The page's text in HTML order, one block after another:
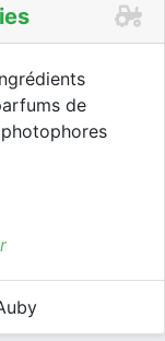
de